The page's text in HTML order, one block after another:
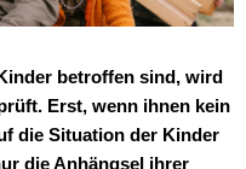
betroffen sind, wird
Erst, wenn ihnen kein
die Situation der Kinder
die Anhängsel ihrer